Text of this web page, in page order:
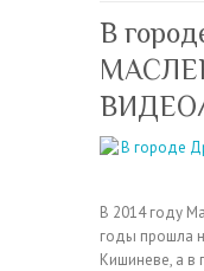
В
В 2014 году
годы прошла
Кишиневе, а в